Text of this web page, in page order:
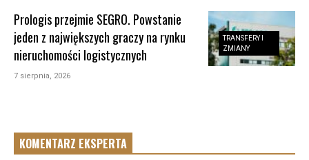
TRANSFERY I
ZMIANY
Prologis przejmie SEGRO. Powstanie
jeden z największych graczy na rynku
nieruchomości logistycznych
7 sierpnia, 2026
KOMENTARZ EKSPERTA